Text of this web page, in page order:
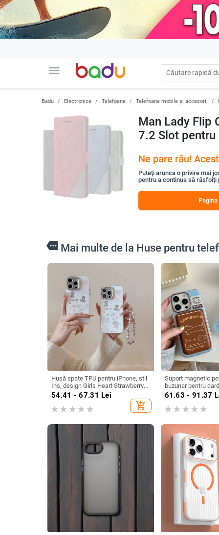
menu
Badu Electronice Telefoane Telefoane mobile și accesorii
Man Lady Flip
7.2 Slot pentru
Ne pare rău!
Puteți arunca o privire mai
pentru a continua să răsfoiți
more Mai multe de la Huse pentru
Husă spate TPU pentru iPhone, stil
Ins, design Girls Heart Strawberry
Bear Puppy, rezistent la uzură și la
căderi, Compatibilă cu iPhone
11/12/13/14 Pro/Pro Max
54.41 - 67.31 Lei
add_shopping_cart
Suport magnetic
buzunar pentru
acrilic, husă rigidă,
iPhone 13–17 Pro/
61.63 - 91.37